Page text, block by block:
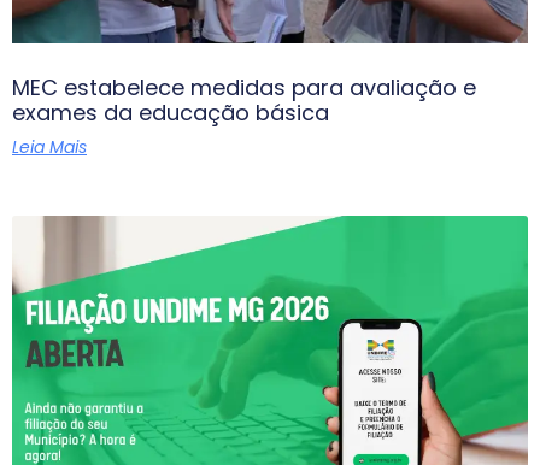
MEC estabelece medidas para avaliação e
exames da educação básica
Leia Mais